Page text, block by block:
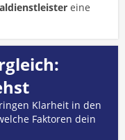
eine
Klarheit in den
Faktoren dein